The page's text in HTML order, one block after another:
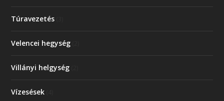
Túravezetés
Velencei hegység
Villányi helgység
Vízesések